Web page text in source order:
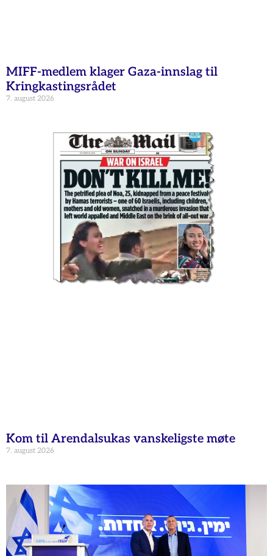
MIFF-medlem klager Gaza-innslag til
Kringkastingsrådet
7. august 2026
Kom til Arendalsukas vanskeligste møte
7. august 2026